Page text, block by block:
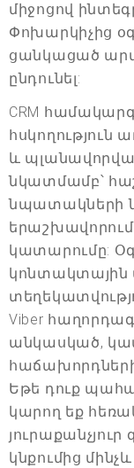
միջոցով
Փոխարկիչից
ցանկացած
ընդունել:
CRM
և
նկատմամբ՝
նպատակների
երաշխավորում
կատարումը:
կոնտակտային
Viber
անկասկած,
Եթե դուք
կարող եք
կնքումից